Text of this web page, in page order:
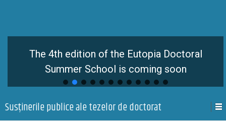
The 4th edition of the Eutopia Doctoral
Summer School is coming soon
Susţinerile publice ale tezelor de doctorat